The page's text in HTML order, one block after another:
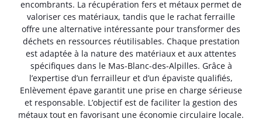
encombrants. La récupération fers et métaux permet de
valoriser ces matériaux, tandis que le rachat ferraille
offre une alternative intéressante pour transformer des
déchets en ressources réutilisables. Chaque prestation
est adaptée à la nature des matériaux et aux attentes
spécifiques dans le Mas-Blanc-des-Alpilles. Grâce à
l’expertise d’un ferrailleur et d’un épaviste qualifiés,
Enlèvement épave garantit une prise en charge sérieuse
et responsable. L’objectif est de faciliter la gestion des
métaux tout en favorisant une économie circulaire locale.